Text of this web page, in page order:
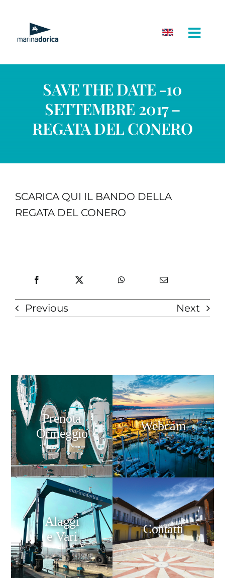
contenuto
SAVE THE DATE -10
SETTEMBRE 2017 –
REGATA DEL CONERO
SCARICA QUI IL BANDO DELLA
REGATA DEL CONERO
Previous Next
Prenota
Ormeggio
Webcam
Alaggi
e Vari
Contatti